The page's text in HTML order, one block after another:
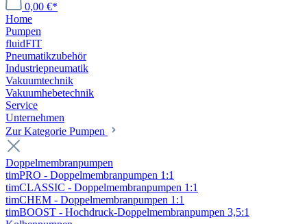
0,00 €*
Home
Pumpen
fluidFIT
Pneumatikzubehör
Industriepneumatik
Vakuumtechnik
Vakuumhebetechnik
Service
Unternehmen
Zur Kategorie Pumpen
Doppelmembranpumpen
timPRO - Doppelmembranpumpen 1:1
timCLASSIC - Doppelmembranpumpen 1:1
timCHEM - Doppelmembranpumpen 1:1
timBOOST - Hochdruck-Doppelmembranpumpen 3,5:1